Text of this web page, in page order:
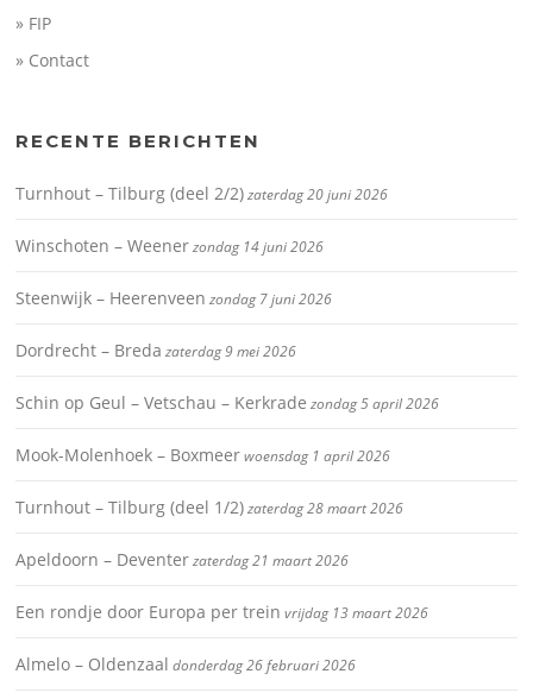
» FIP
» Contact
RECENTE BERICHTEN
Turnhout – Tilburg (deel 2/2)zaterdag 20 juni 2026
Winschoten – Weenerzondag 14 juni 2026
Steenwijk – Heerenveen zondag 7 juni 2026
Dordrecht – Breda zaterdag 9 mei 2026
Schin op Geul – Vetschau – Kerkrade zondag 5 april 2026
Mook-Molenhoek – Boxmeerwoensdag 1 april 2026
Turnhout – Tilburg (deel 1/2)zaterdag 28 maart 2026
Apeldoorn – Deventerzaterdag 21 maart 2026
Een rondje door Europa per trein vrijdag 13 maart 2026
Almelo – Oldenzaal donderdag 26 februari 2026